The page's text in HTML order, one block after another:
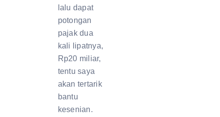
lalu dapat
potongan
pajak dua
kali lipatnya,
Rp20 miliar,
tentu saya
akan tertarik
bantu
kesenian.